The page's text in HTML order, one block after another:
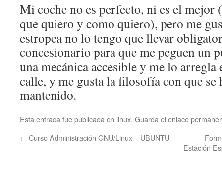
Mi coche no es perfecto, ni es el mejor
que quiero y como quiero), pero me
estropea no lo tengo que llevar
concesionario para que me peguen un
una mecánica accesible y me lo arregla
calle, y me gusta la filosofía con que se
mantenido.
Esta entrada fue publicada en linux. Guarda el enlace
← Curso Administración GNU/Linux – UBUNTU
Estación